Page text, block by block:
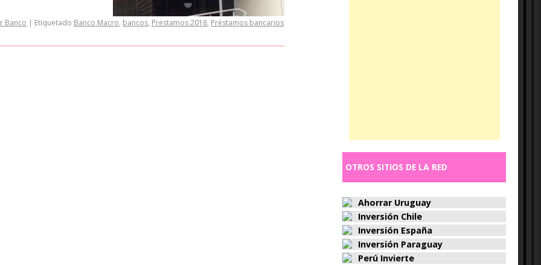
Banco | Etiquetado Banco Macro, bancos, Prestamos 2018, Préstamos bancarios
OTROS SITIOS DE LA RED
Ahorrar Uruguay
Inversión Chile
Inversión España
Inversión Paraguay
Perú Invierte